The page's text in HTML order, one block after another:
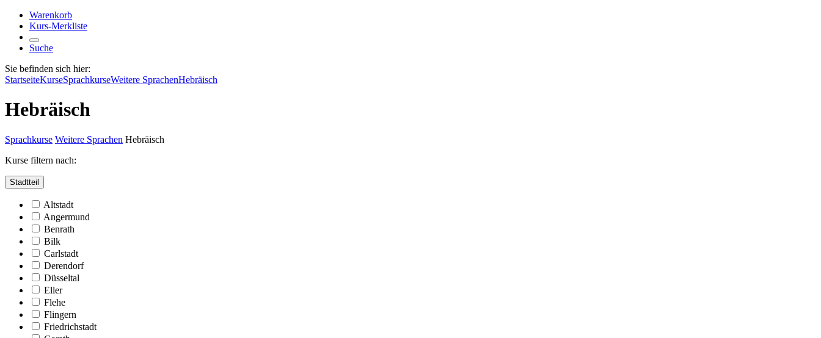
Warenkorb
Kurs-Merkliste
Suche
Sie befinden sich hier:
StartseiteKurseSprachkurseWeitere SprachenHebräisch
Hebräisch
Sprachkurse Weitere Sprachen Hebräisch
Kurse filtern nach:
Stadtteil
Altstadt
Angermund
Benrath
Bilk
Carlstadt
Derendorf
Düsseltal
Eller
Flehe
Flingern
Friedrichstadt